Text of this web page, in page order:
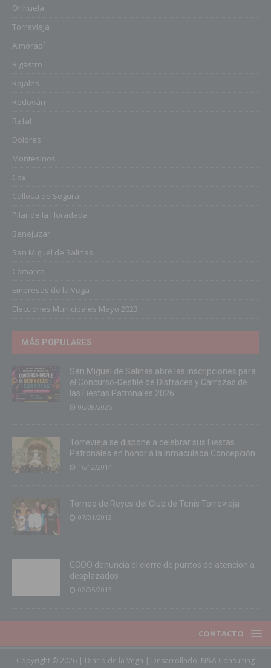
Orihuela
Torrevieja
Almoradí
Bigastro
Rojales
Redován
Rafal
Dolores
Montesinos
Cox
Callosa de Segura
Pilar de la Horadada
Benejuzar
San Miguel de Salinas
Comarca
Empresas de la Vega
Elecciones Municipales Mayo 2023
MÁS POPULARES
San Miguel de Salinas abre las inscripciones para
el Concurso-Desfile de Disfraces y Carrozas de
las Fiestas Patronales 2026
06/08/2026
Torrevieja se dispone a celebrar sus Fiestas
Patronales en honor a la Inmaculada Concepción
16/12/2014
Torneo de Reyes del Club de Tenis Torrevieja
07/01/2013
CCOO denuncia el cierre de puntos de atención a
desplazados
02/05/2013
CONTACTO
Copyright © 2026 | Diario de la Vega | Desarrollado: N&A Consulting